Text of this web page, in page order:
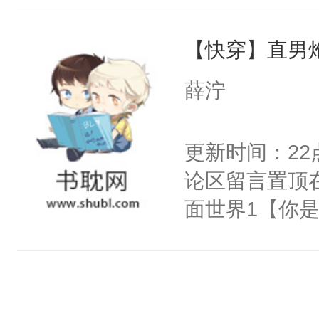
他说：【您
年，存活下
再说一遍。】
子嗣）。盘
孤独成性，被
嘴硬心软、宠
他才发现：他
氓，本体是全
来想逗逗人类
【快穿】直
薛泞
更新时间：22
论区留言置顶
面世界1【你